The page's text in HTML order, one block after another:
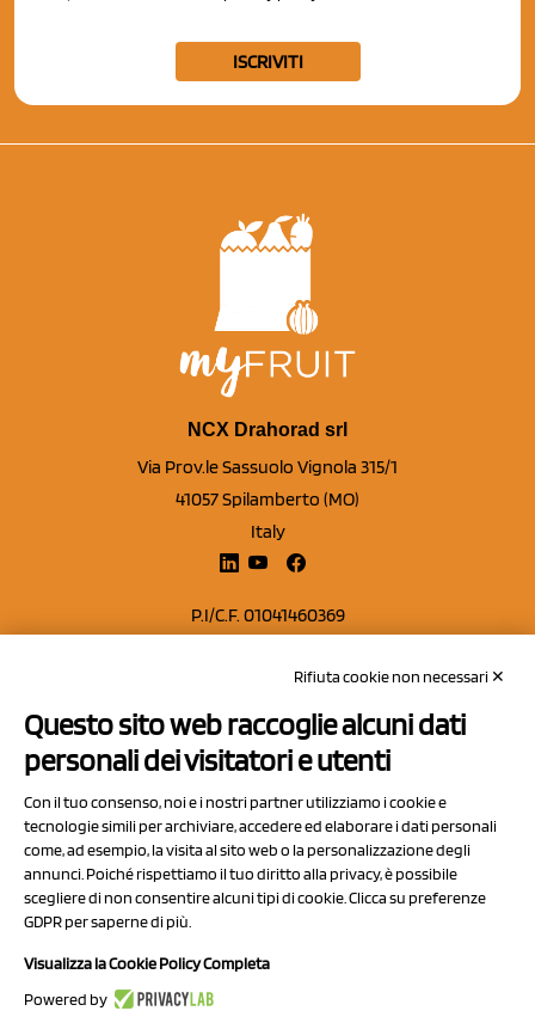
ISCRIVITI
NCX Drahorad srl
Via Prov.le Sassuolo Vignola 315/1
41057 Spilamberto (MO)
Italy
P.I/C.F. 01041460369
Capitale sociale Euro 50.000,00 i.v.
Contatti
Privacy Policy
Cookie Policy
Chi Siamo
Rifiuta cookie non necessari ✕
Questo sito web raccoglie alcuni dati
personali dei visitatori e utenti
Con il tuo consenso, noi e i nostri partner utilizziamo i cookie e
tecnologie simili per archiviare, accedere ed elaborare i dati personali
come, ad esempio, la visita al sito web o la personalizzazione degli
annunci. Poiché rispettiamo il tuo diritto alla privacy, è possibile
scegliere di non consentire alcuni tipi di cookie. Clicca su preferenze
GDPR per saperne di più.
Visualizza la Cookie Policy Completa
Powered by